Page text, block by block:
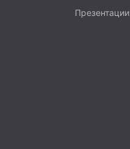
Презентации